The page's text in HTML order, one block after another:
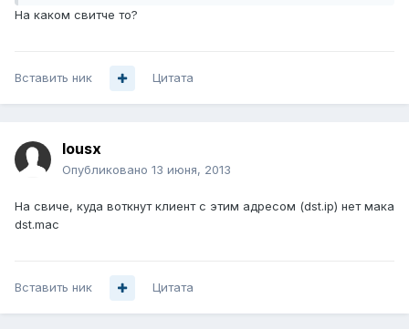
На каком свитче то?
Вставить ник Цитата
lousx
Опубликовано 13 июня, 2013
На свиче, куда воткнут клиент с этим адресом (dst.ip) нет мака
dst.mac
Вставить ник Цитата